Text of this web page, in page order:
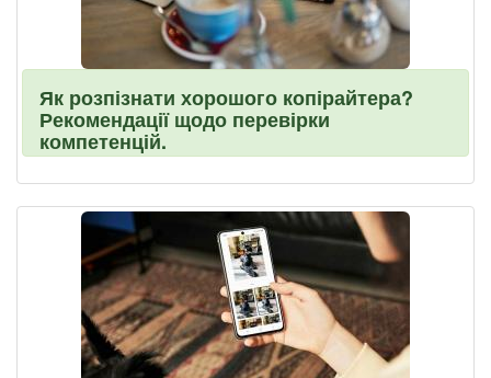
Як розпізнати хорошого копірайтера?
Рекомендації щодо перевірки
компетенцій.